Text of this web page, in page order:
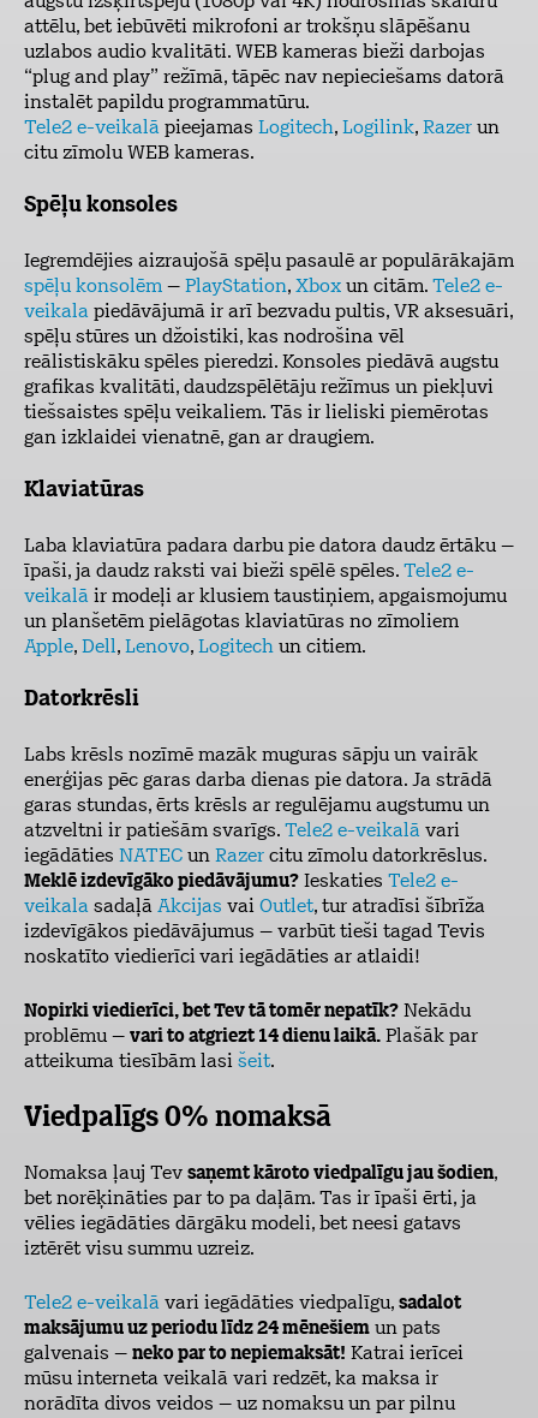
attēlu, bet iebūvēti mikrofoni ar trokšņu slāpēšanu
uzlabos audio kvalitāti. WEB kameras bieži darbojas
“plug and play” režīmā, tāpēc nav nepieciešams datorā
instalēt papildu programmatūru.
Tele2 e-veikalā pieejamas Logitech, Logilink, Razer un
citu zīmolu WEB kameras.
Spēļu konsoles
Iegremdējies aizraujošā spēļu pasaulē ar populārākajām
spēļu konsolēm – PlayStation, Xbox un citām. Tele2 e-
veikala piedāvājumā ir arī bezvadu pultis, VR aksesuāri,
spēļu stūres un džoistiki, kas nodrošina vēl
reālistiskāku spēles pieredzi. Konsoles piedāvā augstu
grafikas kvalitāti, daudzspēlētāju režīmus un piekļuvi
tiešsaistes spēļu veikaliem. Tās ir lieliski piemērotas
gan izklaidei vienatnē, gan ar draugiem.
Klaviatūras
Laba klaviatūra padara darbu pie datora daudz ērtāku –
īpaši, ja daudz raksti vai bieži spēlē spēles. Tele2 e-
veikalā ir modeļi ar klusiem taustiņiem, apgaismojumu
un planšetēm pielāgotas klaviatūras no zīmoliem
Apple, Dell, Lenovo, Logitech un citiem.
Datorkrēsli
Labs krēsls nozīmē mazāk muguras sāpju un vairāk
enerģijas pēc garas darba dienas pie datora. Ja strādā
garas stundas, ērts krēsls ar regulējamu augstumu un
atzveltni ir patiešām svarīgs. Tele2 e-veikalā vari
iegādāties NATEC un Razer citu zīmolu datorkrēslus.
Meklē izdevīgāko piedāvājumu? Ieskaties Tele2 e-
veikala sadaļā Akcijas vai Outlet, tur atradīsi šībrīža
izdevīgākos piedāvājumus – varbūt tieši tagad Tevis
noskatīto viedierīcivari iegādāties ar atlaidi!
Nopirki viedierīci, bet Tev tā tomēr nepatīk? Nekādu
problēmu – vari to atgriezt 14 dienu laikā. Plašāk par
atteikuma tiesībām lasi šeit.
Viedpalīgs 0% nomaksā
Nomaksa ļauj Tev saņemt kāroto viedpalīgu jau šodien,
bet norēķināties par to pa daļām. Tas ir īpaši ērti, ja
vēlies iegādāties dārgāku modeli, bet neesi gatavs
iztērēt visu summu uzreiz.
Tele2 e-veikalā vari iegādāties viedpalīgu, sadalot
maksājumu uz periodu līdz 24 mēnešiem un pats
galvenais – neko par to nepiemaksāt! Katrai ierīcei
mūsu interneta veikalā vari redzēt, ka maksa ir
norādīta divos veidos – uz nomaksu un par pilnu